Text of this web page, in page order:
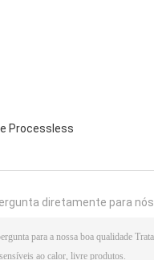
Processless
diretamente para nós